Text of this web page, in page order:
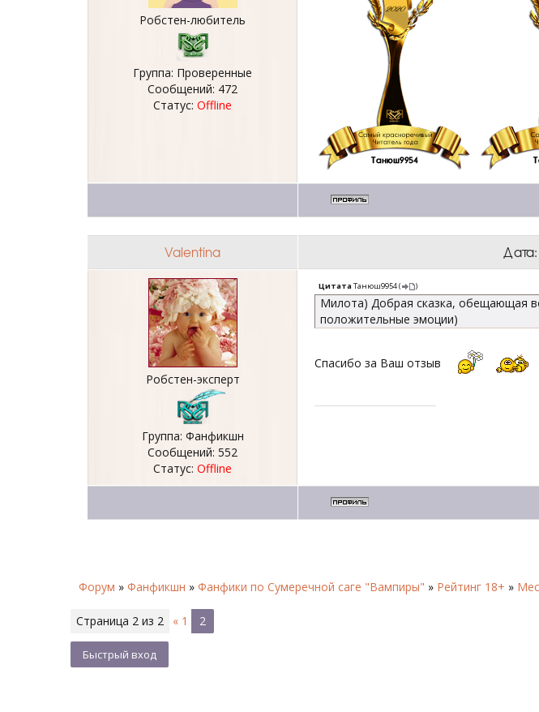
Робстен-любитель
Группа: Проверенные
Сообщений: 472
Статус: Offline
Valentina
Робстен-эксперт
Группа: Фанфикшн
Сообщений: 552
Статус: Offline
ЦитатаТанюш9954( )
Милота) Добрая сказка, обещающая
положительные эмоции)
Спасибо за Ваш отзыв
Форум » Фанфикшн » Фанфики по Сумеречной саге "Вампиры" » Рейтинг 18+ »
Страница 2 из 2 « 1 2